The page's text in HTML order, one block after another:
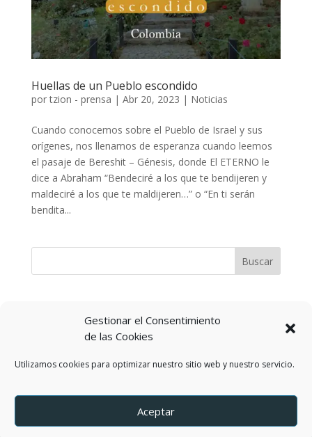
Gestionar el Consentimiento
de las Cookies
Utilizamos cookies para optimizar nuestro sitio web y nuestro servicio.
Aceptar
Huellas de un Pueblo escondido
portzion - prensa | Abr 20, 2023 | Noticias
Cuando conocemos sobre el Pueblo de Israel y sus
orígenes, nos llenamos de esperanza cuando leemos
el pasaje de Bereshit – Génesis, donde El ETERNO le
dice a Abraham “Bendeciré a los que te bendijeren y
maldeciré a los que te maldijeren…” o “En ti serán
bendita...
Política de privacidad
Política de Cookies
Contactos
by DEREJ TZION S.A.S.